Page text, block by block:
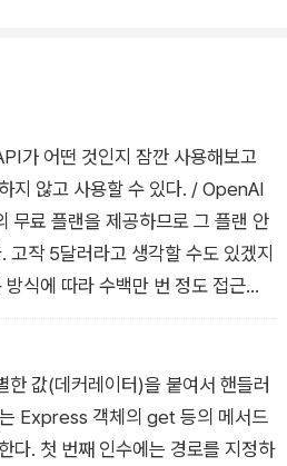
가 어떤 것인지 잠깐 사용해보고
지 않고 사용할 수 있다. / OpenAI
무료 플랜을 제공하므로 그 플랜 안
고작 5달러라고 생각할 수도 있겠지
식에 따라 수백만 번 정도 접근할
/ 5달러 무료 플랜은 3개월 간 유효
사용할 수 있다. 또한 지불 정보(신
전환할 때 등록하므로 사용하지
금이 청구되지 않는다.
한 값(데커레이터)을 붙여서 핸들러
Express 객체의 get 등의 메서드
다. 첫 번째 인수에는 경로를 지정하